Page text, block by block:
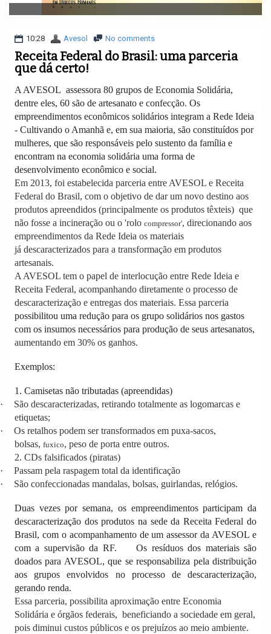
v
i
a
i
10:28 Avesol No comments
Receita Federal do Brasil: uma parceria
que dá certo!
A AVESOL assessora 80 grupos de Economia Solidária,
dentre eles, 60 são de artesanato e confecção. Os
empreendimentos econômicos solidários integram a Rede Ideia
- Cultivando o Amanhã e, em sua maioria, são constituídos por
mulheres, que são responsáveis pelo sustento da família e
encontram na economia solidária uma forma de
desenvolvimento econômico e social.
Em 2013, foi estabelecida parceria entre AVESOL e Receita
Federal do Brasil, com o objetivo de dar um novo destino aos
produtos apreendidos (principalmente os produtos têxteis) que
não fosse a incineração ou o 'rolo compressor', direcionando aos
empreendimentos da Rede Ideia os materiais
já descaracterizados para a transformação em produtos
artesanais.
A AVESOL tem o papel de interlocução entre Rede Ideia e
Receita Federal, acompanhando diretamente o processo de
descaracterização e entregas dos materiais. Essa parceria
possibilitou uma redução para os grupo solidários nos gastos
com os insumos necessários para produção de seus artesanatos,
aumentando em 30% os ganhos.
Exemplos:
1. Camisetas não tributadas (apreendidas)
·
São descaracterizadas, retirando totalmente as logomarcas e
etiquetas;
·
Os retalhos podem ser transformados em puxa-sacos,
bolsas, fuxico, peso de porta entre outros.
2. CDs falsificados (piratas)
·
Passam pela raspagem total da identificação
·
São confeccionadas mandalas, bolsas, guirlandas, relógios.
Duas vezes por semana, os empreendimentos participam da
descaracterização dos produtos na sede da Receita Federal do
Brasil, com o acompanhamento de um assessor da AVESOL e
com a supervisão da RF.
Os resíduos dos materiais são
doados para AVESOL, que se responsabiliza pela distribuição
aos grupos envolvidos no processo de descaracterização,
gerando renda.
Essa parceria, possibilita aproximação entre Economia
Solidária e órgãos federais, beneficiando a sociedade em geral,
pois diminui custos públicos e os prejuízos ao meio ambiente.